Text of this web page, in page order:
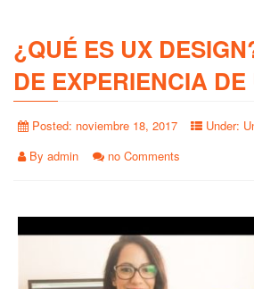
¿QUÉ ES UX
DE EXPERIENCIA
Posted: noviembre 18, 2017 Under:
By admin no Comments